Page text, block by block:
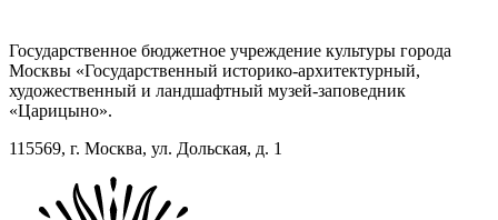
Государственное бюджетное учреждение культуры города
Москвы «Государственный историко-архитектурный,
художественный и ландшафтный музей-заповедник
«Царицыно».
115569, г. Москва, ул. Дольская, д. 1